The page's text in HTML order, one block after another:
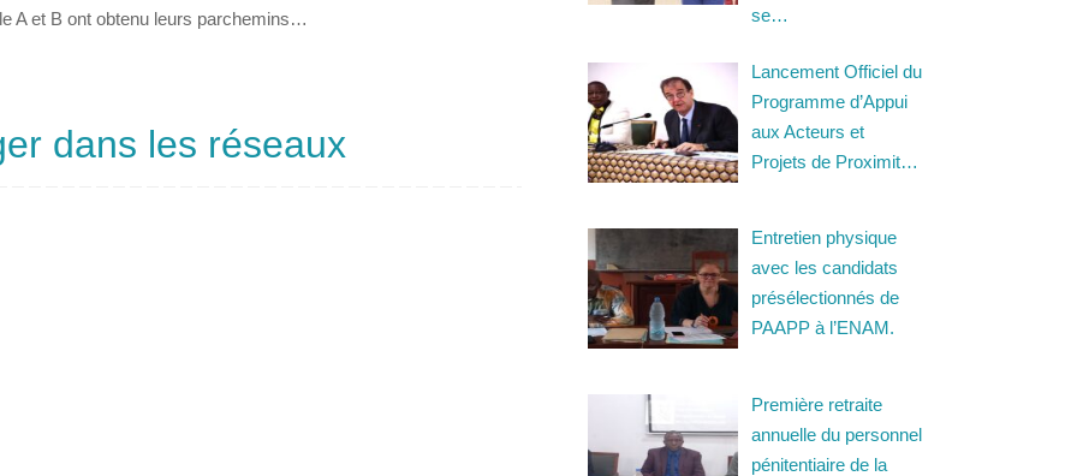
A et B ont obtenu leurs parchemins…
dans les réseaux
se…
Lancement Officiel du
Programme d’Appui
aux Acteurs et
Projets de Proximit…
Entretien physique
avec les candidats
présélectionnés de
PAAPP à l’ENAM.
Première retraite
annuelle du personnel
pénitentiaire de la